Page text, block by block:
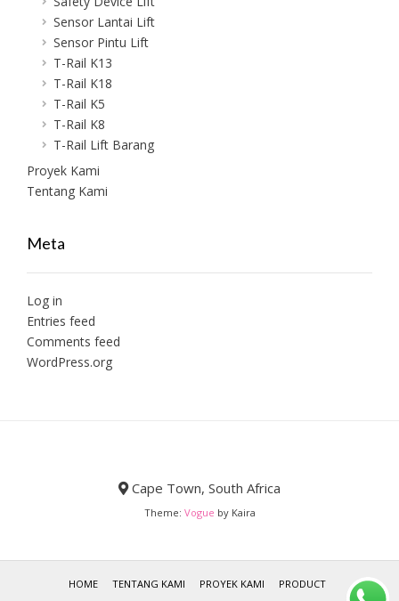
Sensor Lantai Lift
Sensor Pintu Lift
T-Rail K13
T-Rail K18
T-Rail K5
T-Rail K8
T-Rail Lift Barang
Proyek Kami
Tentang Kami
Meta
Log in
Entries feed
Comments feed
WordPress.org
Cape Town, South Africa
Theme: Vogue by Kaira
HOME TENTANG KAMI PROYEK KAMI
PRODUCT